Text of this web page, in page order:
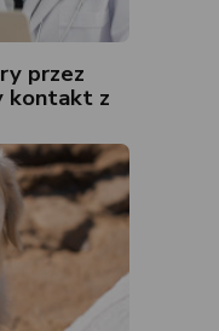
przez
kontakt z